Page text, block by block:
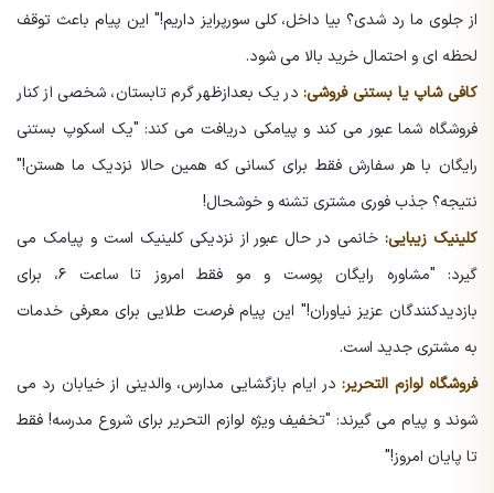
از جلوی ما رد شدی؟ بیا داخل، کلی سورپرایز داریم!" این پیام باعث توقف
لحظه ای و احتمال خرید بالا می شود.
کافی شاپ یا بستنی فروشی: در یک بعدازظهر گرم تابستان، شخصی از کنار
فروشگاه شما عبور می کند و پیامکی دریافت می کند: "یک اسکوپ بستنی
رایگان با هر سفارش فقط برای کسانی که همین حالا نزدیک ما هستن!"
نتیجه؟ جذب فوری مشتری تشنه و خوشحال!
کلینیک زیبایی:خانمی در حال عبور از نزدیکی کلینیک است و پیامک می
گیرد:
"مشاوره رایگان پوست و مو فقط امروز تا ساعت ۶، برای
بازدیدکنندگان عزیز نیاوران!" این پیام فرصت طلایی برای معرفی خدمات
به مشتری جدید است.
فروشگاه لوازم التحریر:در ایام بازگشایی مدارس، والدینی از خیابان رد می
شوند و پیام می گیرند: "تخفیف ویژه لوازم التحریر برای شروع مدرسه! فقط
تا پایان امروز!"